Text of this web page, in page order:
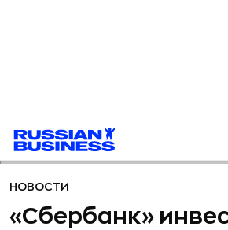
НОВОСТИ
«Сбербанк»